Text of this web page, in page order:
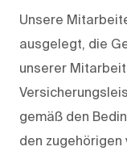
Unsere
ausgelegt, die
unserer
gemäß den
den zugehörigen